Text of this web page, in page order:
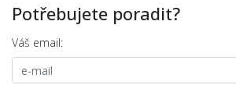
Potřebujete poradit?
Váš email: